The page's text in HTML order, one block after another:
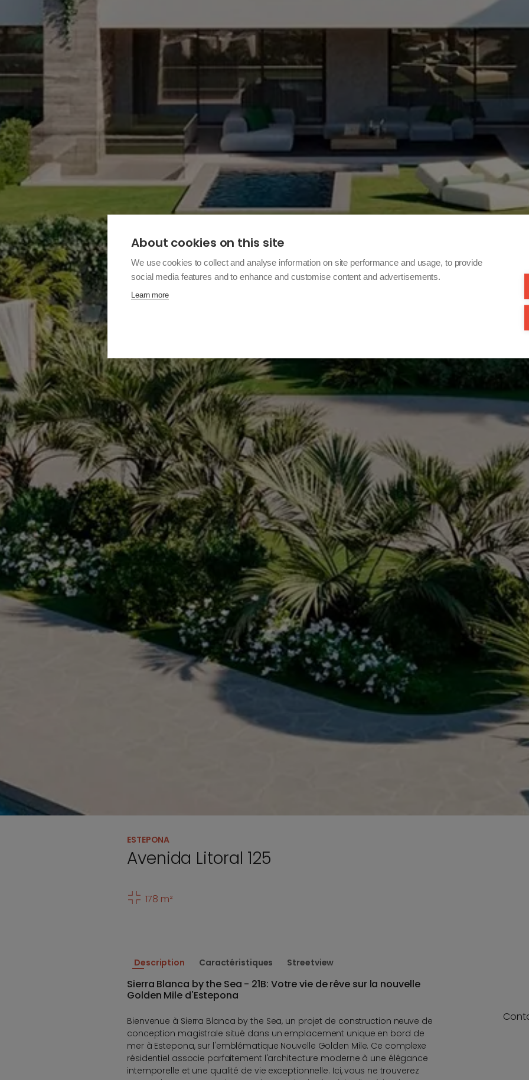
ESTEPONA
Avenida Litoral 125
178 m²
Description Caractéristiques Streetview
Sierra Blanca by the Sea - 21B: Votre vie de rêve sur la nouvelle
Golden Mile d'Estepona
Bienvenue à Sierra Blanca by the Sea, un projet de construction neuve de
conception magistrale situé dans un emplacement unique en bord de
mer à Estepona, sur l'emblématique Nouvelle Golden Mile. Ce complexe
résidentiel associe parfaitement l'architecture moderne à une élégance
intemporelle et une qualité de vie exceptionnelle. Ici, vous ne trouverez
About cookies on this site
We use cookies to collect and analyse information on site performance and usage, to provide
social media features and to enhance and customise content and advertisements.
Learn more